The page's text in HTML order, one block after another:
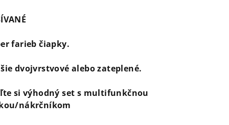
farieb čiapky.
dvojvrstvové alebo zateplené.
si výhodný set s multifunkčnou
nákrčníkom